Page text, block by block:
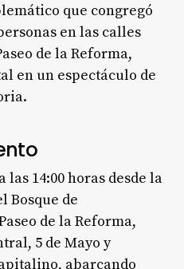
que congregó
en las calles
de la Reforma,
en un espectáculo de
14:00 horas desde la
Bosque de
de la Reforma,
5 de Mayo y
abarcando